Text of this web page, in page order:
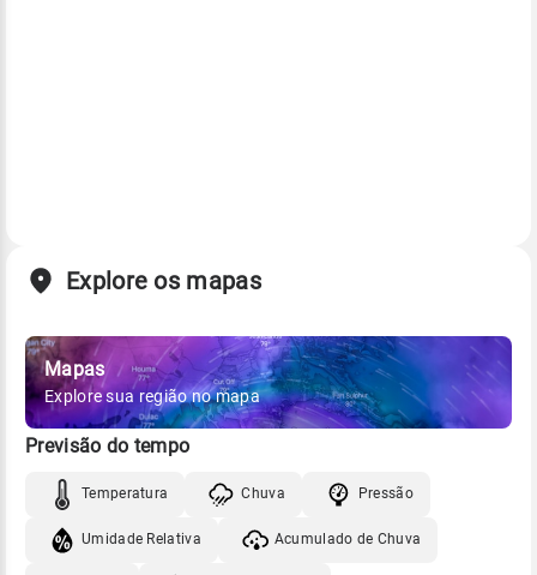
Explore os mapas
Mapas
Explore sua região no mapa
Previsão do tempo
Temperatura Chuva Pressão
Umidade Relativa Acumulado de Chuva